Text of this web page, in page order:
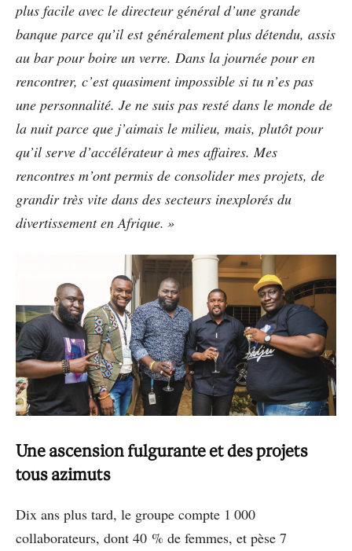
plus facile avec le directeur général d’une grande
banque parce qu’il est généralement plus détendu, assis
au bar pour boire un verre. Dans la journée pour en
rencontrer, c’est quasiment impossible si tu n’es pas
une personnalité. Je ne suis pas resté dans le monde de
la nuit parce que j’aimais le milieu, mais, plutôt pour
qu’il serve d’accélérateur à mes affaires. Mes
rencontres m’ont permis de consolider mes projets, de
grandir très vite dans des secteurs inexplorés du
divertissement en Afrique. »
Une ascension fulgurante et des projets
tous azimuts
Dix ans plus tard, le groupe compte 1 000
collaborateurs, dont 40 % de femmes, et pèse 7